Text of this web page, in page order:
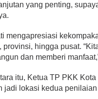
K
l
u
r
a
a
n
yang penting,
mengapresiasi
provinsi, hingga pusat.
dan memberi
itu, Ketua TP PKK
jadi lokasi kedua